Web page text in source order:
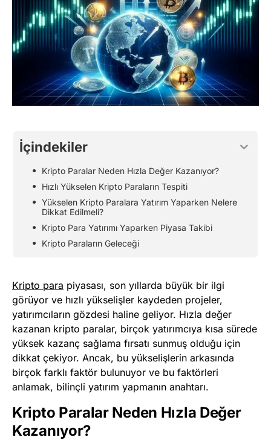
İçindekiler
Kripto Paralar Neden Hızla Değer Kazanıyor?
Hızlı Yükselen Kripto Paraların Tespiti
Yükselen Kripto Paralara Yatırım Yaparken Nelere
Dikkat Edilmeli?
Kripto Para Yatırımı Yaparken Piyasa Takibi
Kripto Paraların Geleceği
Kripto para piyasası, son yıllarda büyük bir ilgi
görüyor ve hızlı yükselişler kaydeden projeler,
yatırımcıların gözdesi haline geliyor. Hızla değer
kazanan kripto paralar, birçok yatırımcıya kısa sürede
yüksek kazanç sağlama fırsatı sunmuş olduğu için
dikkat çekiyor. Ancak, bu yükselişlerin arkasında
birçok farklı faktör bulunuyor ve bu faktörleri
anlamak, bilinçli yatırım yapmanın anahtarı.
Kripto Paralar Neden Hızla Değer
Kazanıyor?